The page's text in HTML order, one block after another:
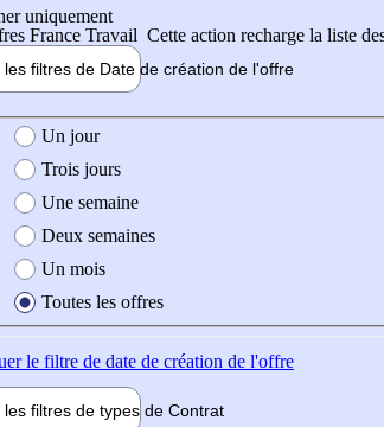
uniquement
France Travail Cette action recharge la liste
les filtres de Date de création de l'offre
de création de l'offre
Un jour
Trois jours
Une semaine
Deux semaines
Un mois
Toutes les offres
le filtre de date de création de l'offre
les filtres de types de Contrat